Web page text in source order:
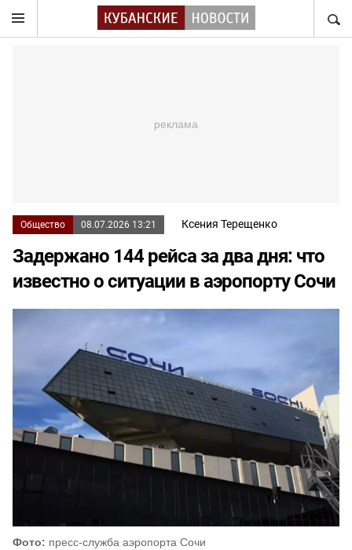
Общество 08.07.2026 13:21 Ксения Терещенко
Задержано 144 рейса за два дня: что
известно о ситуации в аэропорту Сочи
Фото: пресс-служба аэропорта Сочи